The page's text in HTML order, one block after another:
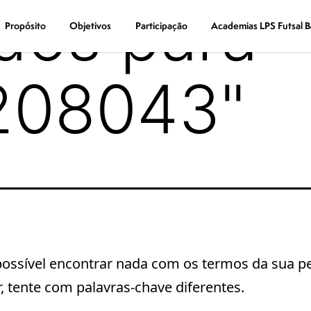
Propósito Objetivos Participação Academias LPS Futsal
Propósito Objetivos Participação Academias LPS Futsal
para
"
encontrar nada com os termos da sua
tente com palavras-chave diferentes.